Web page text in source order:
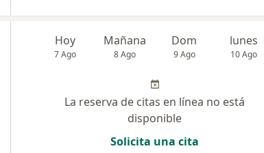
Hoy
7 Ago
Mañana
8 Ago
Dom
9 Ago
lunes
10 Ago
La reserva de citas en línea no está
disponible
Solicita una cita